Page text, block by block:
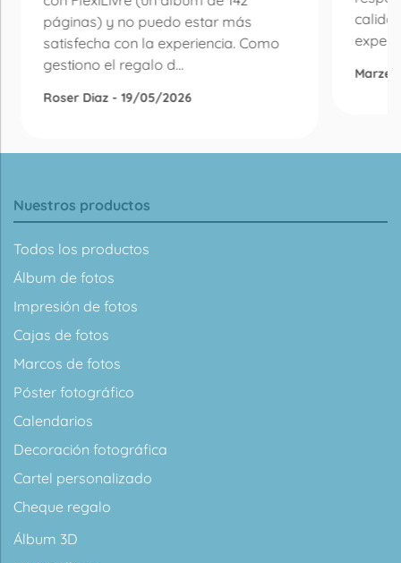
páginas) y no puedo estar más
satisfecha con la experiencia. Como
gestiono el regalo d...
Roser Diaz - 19/05/2026
Nuestros productos
Todos los productos
Álbum de fotos
Impresión de fotos
Cajas de fotos
Marcos de fotos
Póster fotográfico
Calendarios
Decoración fotográfica
Cartel personalizado
Cheque regalo
Álbum 3D